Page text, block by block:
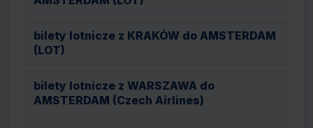
bilety lotnicze z KRAKÓW do AMSTERDAM
(LOT)
bilety lotnicze z WARSZAWA do
AMSTERDAM (Czech Airlines)